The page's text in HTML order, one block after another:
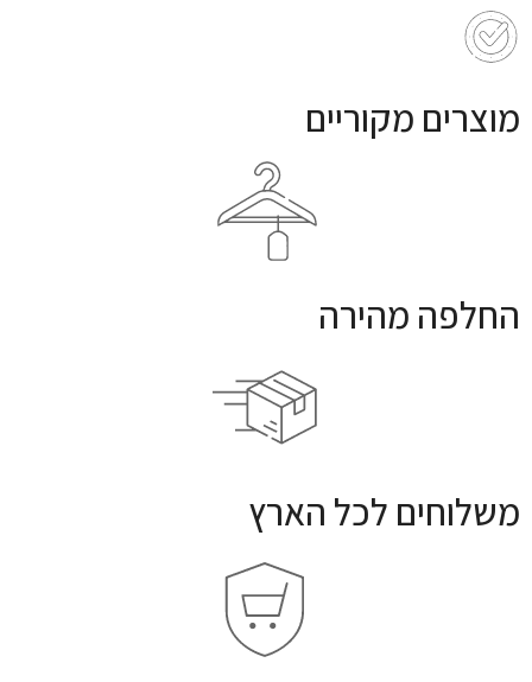
מוצרים מקוריים
החלפה מהירה
משלוחים לכל הארץ